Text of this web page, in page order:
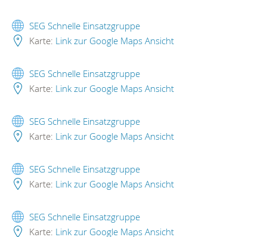
SEG Schnelle Einsatzgruppe
Karte: Link zur Google Maps Ansicht
SEG Schnelle Einsatzgruppe
Karte: Link zur Google Maps Ansicht
SEG Schnelle Einsatzgruppe
Karte: Link zur Google Maps Ansicht
SEG Schnelle Einsatzgruppe
Karte: Link zur Google Maps Ansicht
SEG Schnelle Einsatzgruppe
Karte: Link zur Google Maps Ansicht